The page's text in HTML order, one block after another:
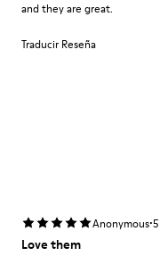
and they are great.
Traducir Reseña
Anonymous·
Love them